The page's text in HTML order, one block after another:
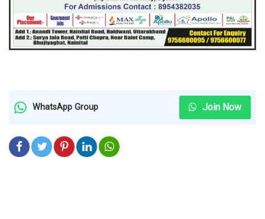
WhatsApp Group Join Now